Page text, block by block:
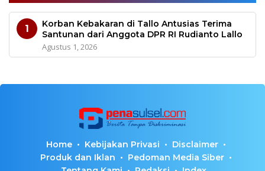
1
Korban Kebakaran di Tallo Antusias Terima
Santunan dari Anggota DPR RI Rudianto Lallo
Agustus 1, 2026
Home Kebijakan Privasi
Disclaimer
Produk dan Iklan
Pedoman Media Siber